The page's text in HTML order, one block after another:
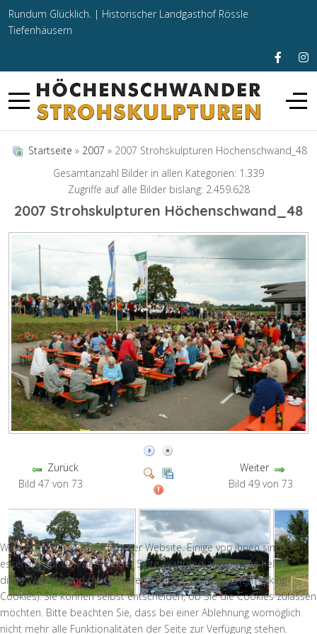
Rundum Glücklich. | Historischer Landgasthof Rössle
Tiefenhäusern
Startseite » 2007 » 2007 Strohskulpturen Höchenschwand_48
Gesamtanzahl Bilder in allen Kategorien: 1.339
Zugriffe auf alle Bilder bislang: 2.459.628
2007 Strohskulpturen Höchenschwand_48
Zurück
Bild 47 von 73
Weiter
Bild 49 von 73
Wir nutzen Cookies auf unserer Website. Einige von ihnen sind
essenziell für den Betrieb der Seite, während andere uns helfen,
diese Website und die Nutzererfahrung zu verbessern (Tracking
Cookies). Sie können selbst entscheiden, ob Sie die Cookies zulassen
möchten. Bitte beachten Sie, dass bei einer Ablehnung womöglich
nicht mehr alle Funktionalitäten der Seite zur Verfügung stehen.